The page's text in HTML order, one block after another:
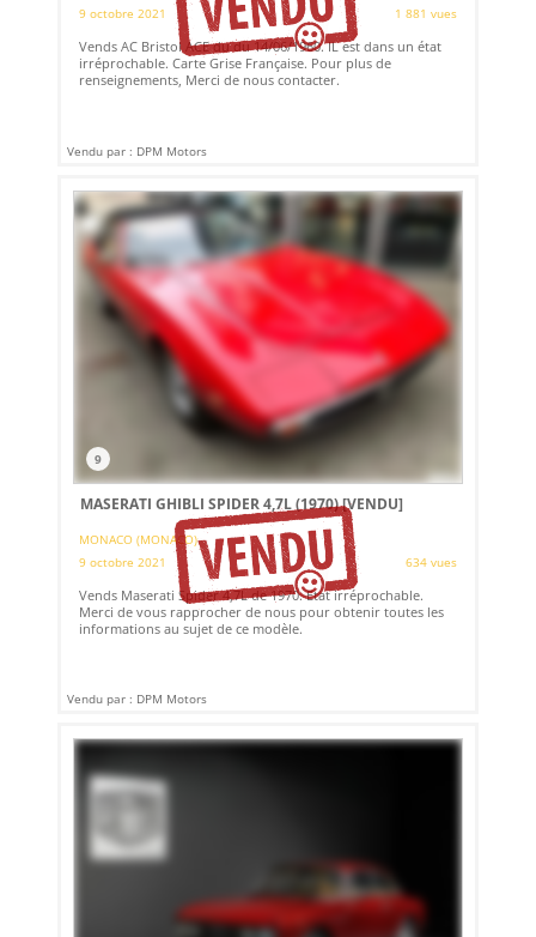
9 octobre 2021
1 881 vues
Vends AC Bristol ACE du du 14/06/1960. IL est dans un état
irréprochable. Carte Grise Française. Pour plus de
renseignements, Merci de nous contacter.
Vendu par : DPM Motors
9
MASERATI GHIBLI SPIDER 4,7L (1970)[VENDU]
MONACO (MONACO)
9 octobre 2021
634 vues
Vends Maserati Spider 4,7L de 1970. Etat irréprochable.
Merci de vous rapprocher de nous pour obtenir toutes les
informations au sujet de ce modèle.
Vendu par : DPM Motors